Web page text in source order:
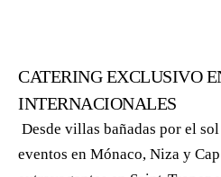
CATERING EXCLUSIVO
INTERNACIONALES
Desde villas bañadas por el
eventos en Mónaco, Niza y